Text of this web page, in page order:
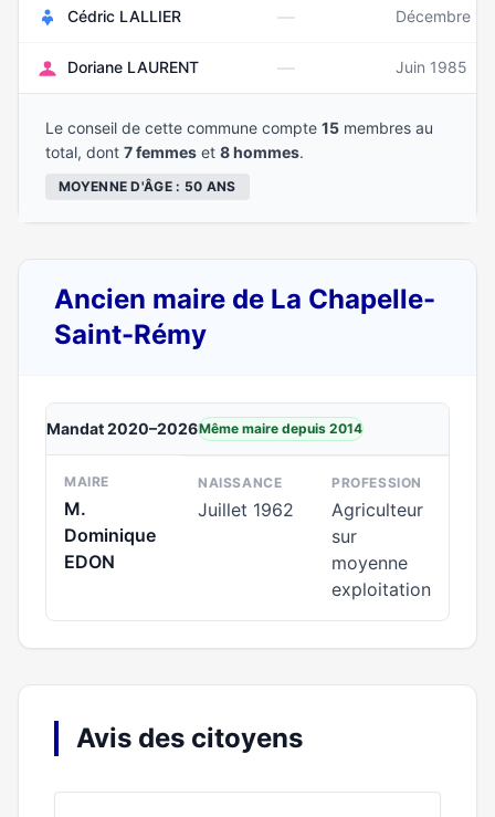
Cédric LALLIER — Décembre
Doriane LAURENT — Juin 1985
Le conseil de cette commune compte 15 membres au
total, dont 7 femmes et 8 hommes.
MOYENNE D'ÂGE : 50 ANS
Ancien maire de La Chapelle-
Saint-Rémy
Mandat 2020–2026Même maire depuis 2014
MAIRE
M.
Dominique
EDON
NAISSANCE
Juillet 1962
PROFESSION
Agriculteur
sur
moyenne
exploitation
Avis des citoyens